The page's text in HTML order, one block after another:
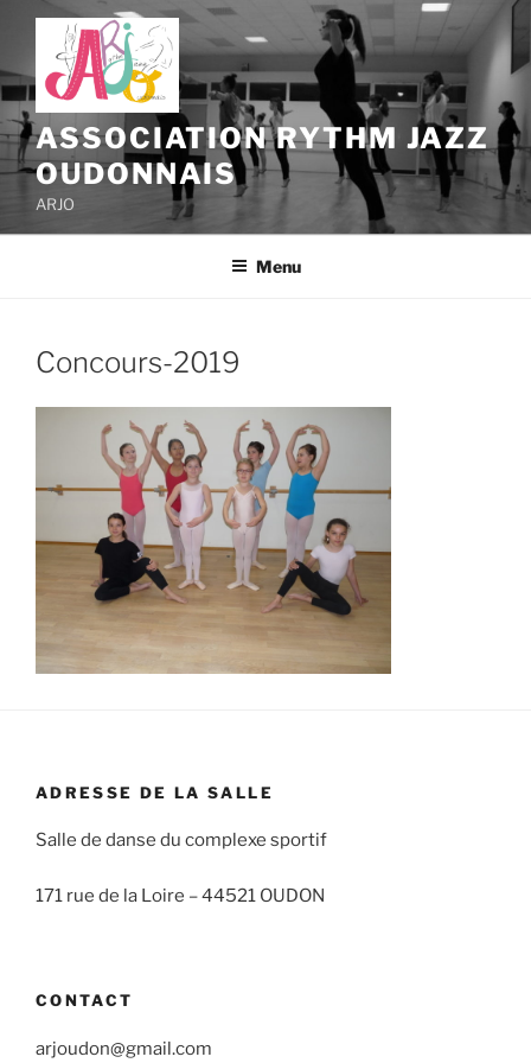
Aller
contenu
principal
ASSOCIATION RYTHM JAZZ
OUDONNAIS
ARJO
Menu
Concours-2019
ADRESSE DE LA SALLE
Salle de danse du complexe sportif
171 rue de la Loire –44521 OUDON
CONTACT
arjoudon@gmail.com